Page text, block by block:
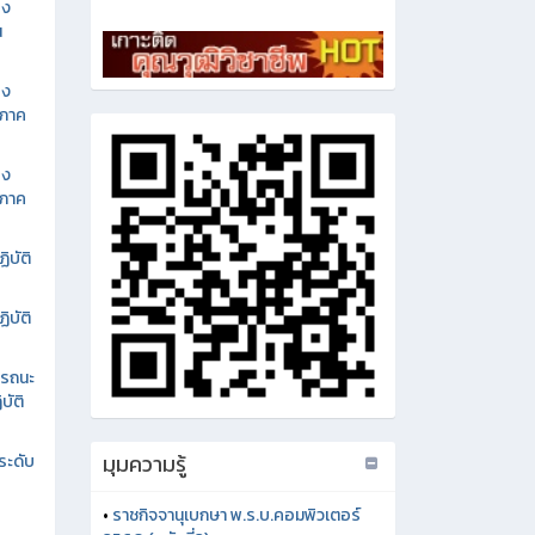
าค
าค
บัติ
บัติ
ถนะ
บัติ
ะดับ มุมความรู้
• ราชกิจจานุเบกษา พ.ร.บ.คอมพิวเตอร์